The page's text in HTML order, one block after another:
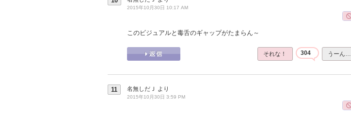
2015年10月30日 10:17 AM
このビジュアルと毒舌のギャップがたまらん～
それな！ 304 うーん…
11 名無しだＪ より
2015年10月30日 3:59 PM